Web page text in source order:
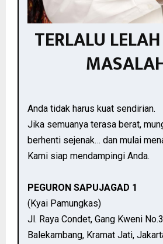
TERLALU
Anda tidak harus kuat sendirian.
Jika semuanya terasa berat,
berhenti sejenak… dan mulai
Kami siap mendampingi Anda.
PEGURON SAPUJAGAD 1
(Kyai Pamungkas)
Jl. Raya Condet, Gang Kweni
Balekambang, Kramat Jati,